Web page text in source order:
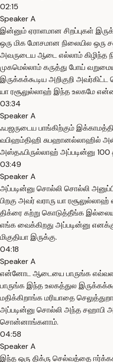
02:15
Speaker A
இன்னும் ஏராளமான சிறப்புகள்
ஒரு மிக மோசமான நிலையில
அவருடைய ஆடை எல்லாம் கிழிந்த
முகமெல்லாம் கருத்து போய்
இருக்கக்கூடிய அறிகுறி அவர்கிட்ட
யா ரசூலுல்லாஹ் இந்த உலகமே
03:34
Speaker A
ஃபஜருடைய பாங்கிற்கும்
வபிஹம்திஹி சுபஹானல்லாஹில்
அஸ்தஃபிருல்லாஹ் அப்படின்னு
03:49
Speaker A
அப்படின்னு சொல்லி சொல்லி
பிறகு அவர் வராரு யா
திக்ரை கற்று கொடுத்தீங்க
எங்க வைக்கிறது அப்படின்னு
மிகுதியா இருக்கு.
04:18
Speaker A
என்னோட ஆடையை பாருங்க
பாருங்க இந்த உலகத்துல
மதிக்கிறாங்க மரியாதை
அப்படின்னு சொல்லி அந்த
சொன்னாங்களாம்.
04:58
Speaker A
இந்த ஒரு திக்ரு செல்வத்தை